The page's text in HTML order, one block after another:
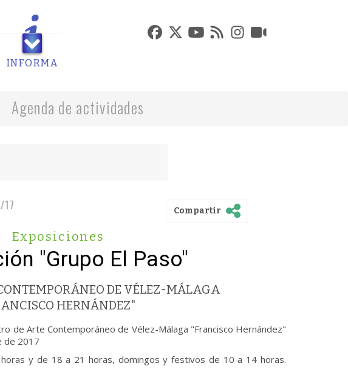
INFORMA
Agenda de actividades
17 Compartir
Exposiciones
"Grupo El Paso"
DE VÉLEZ-MÁLAGA
HERNÁNDEZ"
de Arte Contemporáneo de Vélez-Málaga "Francisco Hernández"
de 2017
y de 18 a 21 horas, domingos y festivos de 10 a 14 horas.